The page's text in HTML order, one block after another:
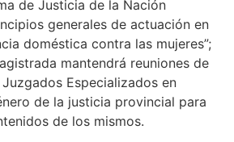
de Justicia de la Nación
generales de actuación en
doméstica contra las mujeres”;
mantendrá reuniones de
Especializados en
de la justicia provincial para
de los mismos.